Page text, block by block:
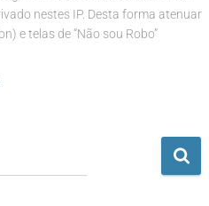
nestes IP. Desta forma atenuar
e telas de “Não sou Robo”